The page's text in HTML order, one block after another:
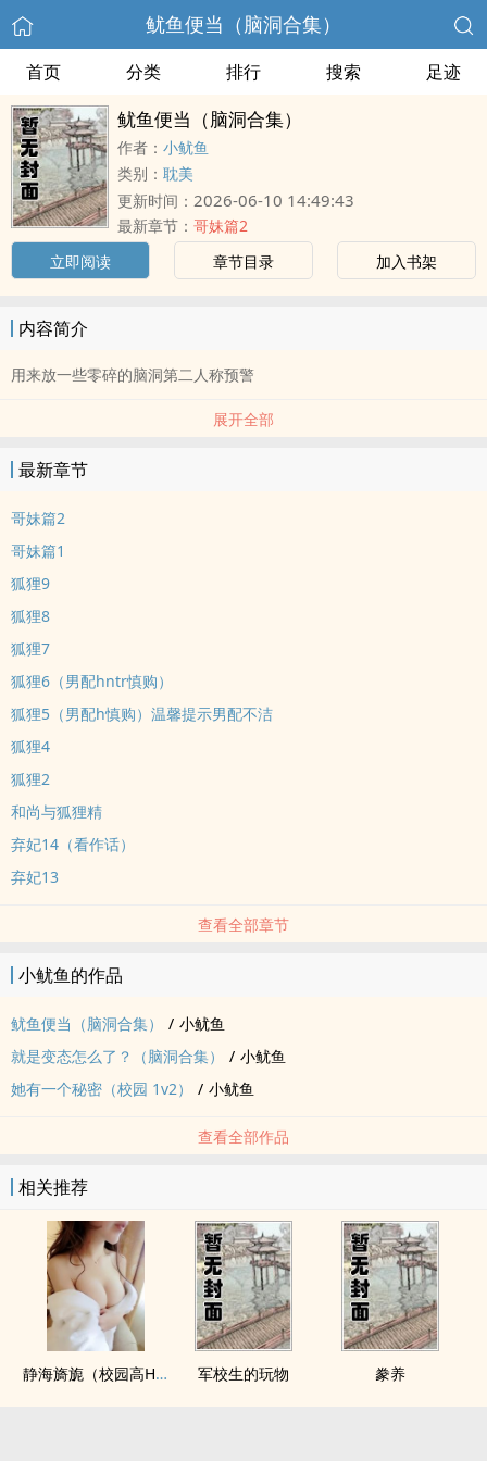
鱿鱼便当（脑洞合集）
首页 分类 排行 搜索 足迹
鱿鱼便当（脑洞合集）
作者： 小鱿鱼
类别： 耽美
更新时间： 2026-06-10 14:49:43
最新章节： 哥妹篇2
立即阅读
章节目录 加入书架
内容简介
用来放一些零碎的脑洞第二人称预警
展开全部
最新章节
哥妹篇2
哥妹篇1
狐狸9
狐狸8
狐狸7
狐狸6（男配hntr慎购）
狐狸5（男配h慎购）温馨提示男配不洁
狐狸4
狐狸2
和尚与狐狸精
弃妃14（看作话）
弃妃13
查看全部章节
小鱿鱼的作品
鱿鱼便当（脑洞合集） / 小鱿鱼
就是变态怎么了？（脑洞合集）
/ 小鱿鱼
她有一个秘密（校园 1v2）
/ 小鱿鱼
查看全部作品
相关推荐
静海旖旎（校园高H） 军校生的玩物 豢养